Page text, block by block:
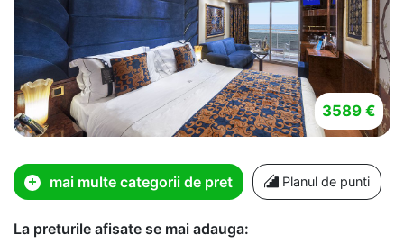
3589 €
mai multe categorii de pret Planul de punti
La preturile afisate se mai adauga: